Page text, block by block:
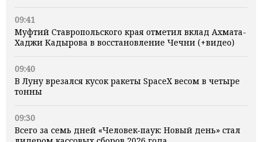
09:41
Муфтий Ставропольского края отметил вклад Ахмата-
Хаджи Кадырова в восстановление Чечни (+видео)
09:40
В Луну врезался кусок ракеты SpaceX весом в четыре
тонны
09:30
Всего за семь дней «Человек‑паук: Новый день» стал